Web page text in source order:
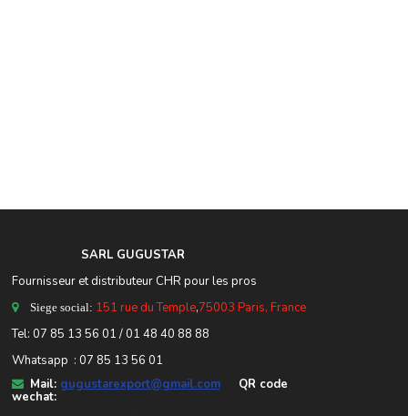
SARL GUGUSTAR
Fournisseur et distributeur CHR pour les pros
Siege social: 151 rue du Temple,75003 Paris, France
Tel: 07 85 13 56 01 / 01 48 40 88 88
Whatsapp : 07 85 13 56 01
Mail: gugustarexport@gmail.comQR code
wechat: